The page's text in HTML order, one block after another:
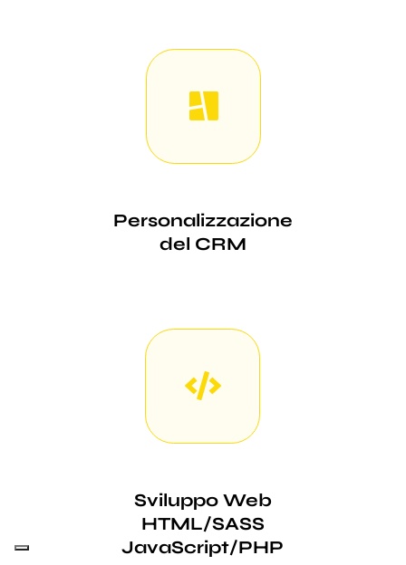
Personalizzazione
del CRM
Sviluppo Web
HTML/SASS
JavaScript/PHP